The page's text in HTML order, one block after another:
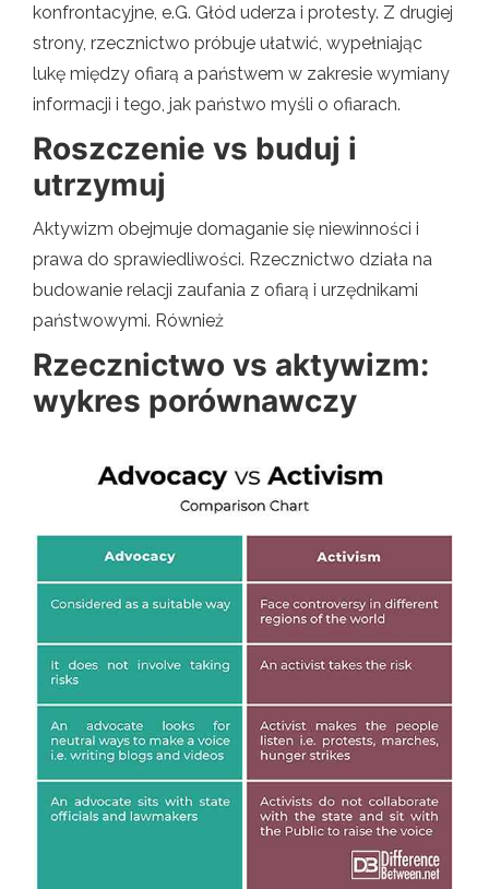
konfrontacyjne, e.G. Głód uderza i protesty. Z drugiej
strony, rzecznictwo próbuje ułatwić, wypełniając
lukę między ofiarą a państwem w zakresie wymiany
informacji i tego, jak państwo myśli o ofiarach.
Roszczenie vs buduj i
utrzymuj
Aktywizm obejmuje domaganie się niewinności i
prawa do sprawiedliwości. Rzecznictwo działa na
budowanie relacji zaufania z ofiarą i urzędnikami
państwowymi. Również
Rzecznictwo vs aktywizm:
wykres porównawczy